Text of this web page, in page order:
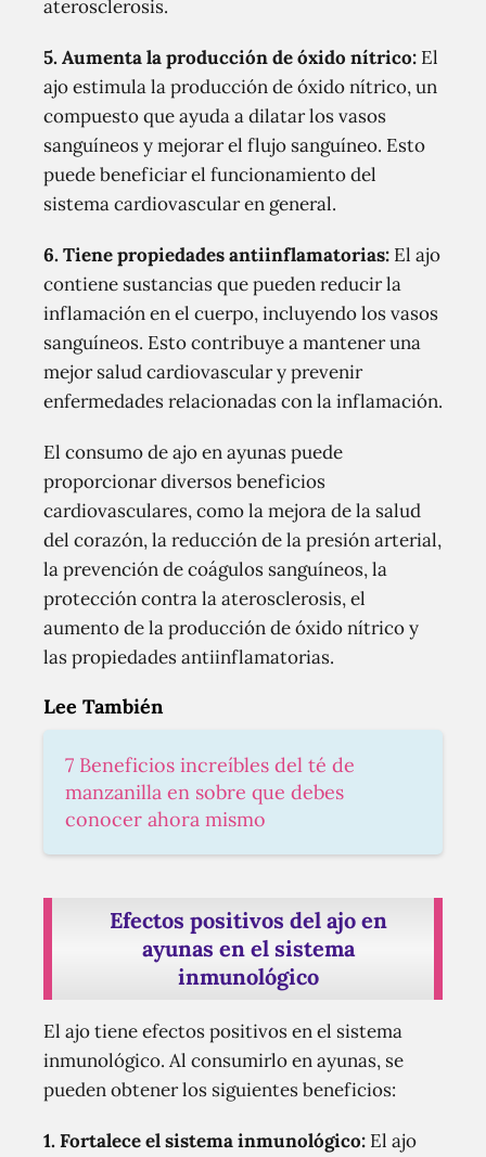
aterosclerosis.
5.Aumenta la producción de óxido nítrico: El
ajo estimula la producción de óxido nítrico, un
compuesto que ayuda a dilatar los vasos
sanguíneos y mejorar el flujo sanguíneo. Esto
puede beneficiar el funcionamiento del
sistema cardiovascular en general.
6.Tiene propiedades antiinflamatorias: El ajo
contiene sustancias que pueden reducir la
inflamación en el cuerpo, incluyendo los vasos
sanguíneos. Esto contribuye a mantener una
mejor salud cardiovascular y prevenir
enfermedades relacionadas con la inflamación.
El consumo de ajo en ayunas puede
proporcionar diversos beneficios
cardiovasculares, como la mejora de la salud
del corazón, la reducción de la presión arterial,
la prevención de coágulos sanguíneos, la
protección contra la aterosclerosis, el
aumento de la producción de óxido nítrico y
las propiedades antiinflamatorias.
Lee También
7 Beneficios increíbles del té de
manzanilla en sobre que debes
conocer ahora mismo
Efectos positivos del ajo en
ayunas en el sistema
inmunológico
El ajo tiene efectos positivos en el sistema
inmunológico. Al consumirlo en ayunas, se
pueden obtener los siguientes beneficios:
1. Fortalece el sistema inmunológico: El ajo